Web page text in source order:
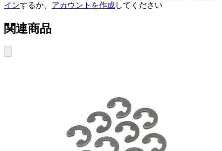
インするか、 アカウントを作成してください
関連商品